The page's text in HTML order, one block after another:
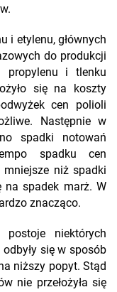
i etylenu, głównych
do produkcji
propylenu i tlenku
się na koszty
cen polioli
Następnie w
spadki notowań
spadku cen
mniejsze niż spadki
na spadek marż. W
znacząco.
niektórych
się w sposób
niższy popyt. Stąd
nie przełożyła się